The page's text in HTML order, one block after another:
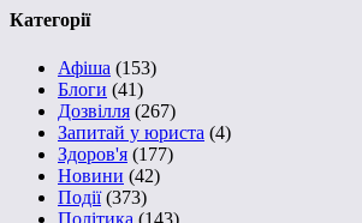
Категорії
Афіша (153)
Блоги (41)
Дозвілля (267)
Запитай у юриста (4)
Здоров'я (177)
Новини (42)
Події(373)
Політика (143)